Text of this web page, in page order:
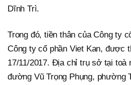
Dĩnh Trì.
Trong đó, tiền thân của Công ty
Công ty cổ phần Viet Kan, được
17/11/2017. Địa chỉ trụ sở tại toà
đường Vũ Trọng Phụng, phường